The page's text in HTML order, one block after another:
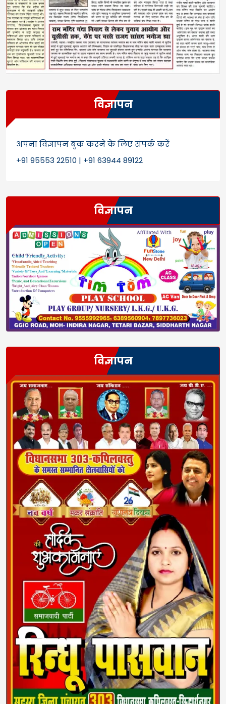
विज्ञापन
अपना विज्ञापन बुक करने के लिए संपर्क करें
+91 95553 22510 | +91 63944 89122
विज्ञापन
विज्ञापन